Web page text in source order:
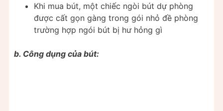
Khi mua bút, một chiếc ngòi bút dự phòng
được cất gọn gàng trong gói nhỏ đề phòng
trường hợp ngói bút bị hư hỏng gì
b. Công dụng của bút: